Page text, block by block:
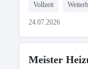
Vollzeit
24.07.2026
Meister